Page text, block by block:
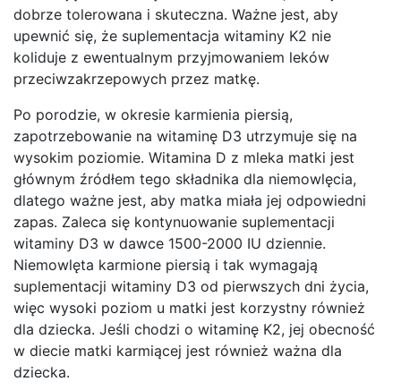
dobrze tolerowana i skuteczna. Ważne jest, aby
upewnić się, że suplementacja witaminy K2 nie
koliduje z ewentualnym przyjmowaniem leków
przeciwzakrzepowych przez matkę.
Po porodzie, w okresie karmienia piersią,
zapotrzebowanie na witaminę D3 utrzymuje się na
wysokim poziomie. Witamina D z mleka matki jest
głównym źródłem tego składnika dla niemowlęcia,
dlatego ważne jest, aby matka miała jej odpowiedni
zapas. Zaleca się kontynuowanie suplementacji
witaminy D3 w dawce 1500-2000 IU dziennie.
Niemowlęta karmione piersią i tak wymagają
suplementacji witaminy D3 od pierwszych dni życia,
więc wysoki poziom u matki jest korzystny również
dla dziecka. Jeśli chodzi o witaminę K2, jej obecność
w diecie matki karmiącej jest również ważna dla
dziecka.